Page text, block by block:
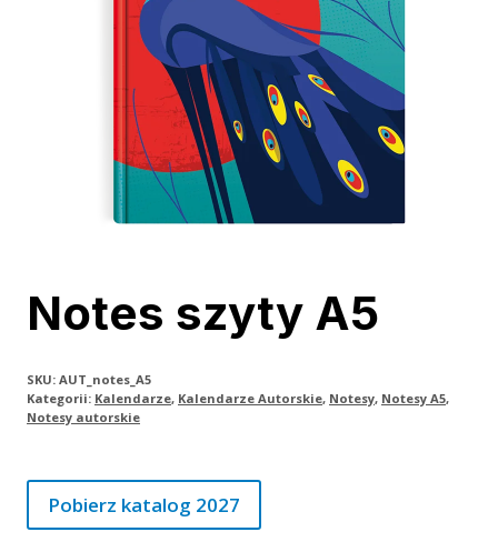
Notes szyty A5
SKU: AUT_notes_A5
Kategorii: Kalendarze, Kalendarze Autorskie, Notesy, Notesy A5,
Notesy autorskie
Pobierz katalog 2027